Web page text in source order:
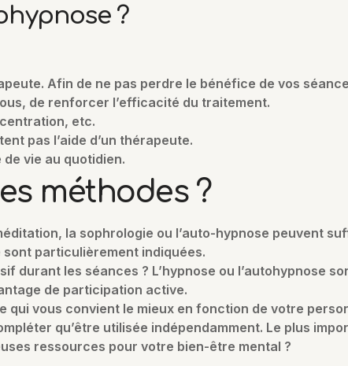
?
Afin de ne pas perdre le bénéfice de vos
de renforcer l’efficacité du traitement.
etc.
pas l’aide d’un thérapeute.
vie au quotidien.
méthodes ?
la sophrologie ou l’auto-hypnose peuvent
sont particulièrement indiquées.
les séances ? L’hypnose ou l’autohypnose
de participation active.
vous convient le mieux en fonction de votre
qu’être utilisée indépendamment. Le plus
ressources pour votre bien-être mental ?